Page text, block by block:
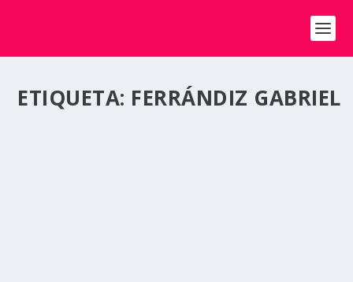
ETIQUETA: FERRÁNDIZ GABRIEL